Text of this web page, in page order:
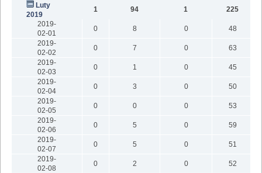
Luty
2019
1 94 1 225
2019-
02-01
0 8 0
48
2019-
02-02
0 7 0
63
2019-
02-03
0 1 0
45
2019-
02-04
0 3 0
50
2019-
02-05
0 0 0
53
2019-
02-06
0 5 0
59
2019-
02-07
0 5 0
51
2019-
02-08
0 2 0
52